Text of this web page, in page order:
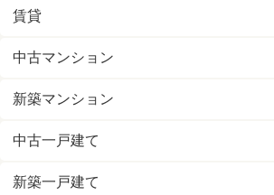
賃貸
中古マンション
新築マンション
中古一戸建て
新築一戸建て